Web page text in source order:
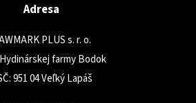
Adresa
PLUS s. r. o.
farmy Bodok
951 04 Veľký Lapáš